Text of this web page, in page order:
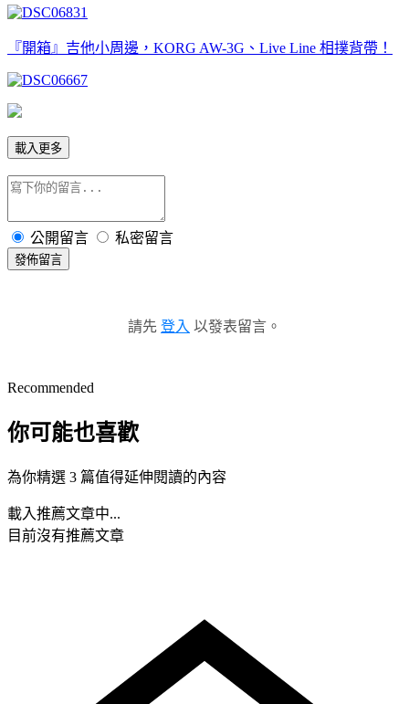
『開箱』吉他小周邊，KORG AW-3G、Live Line 相撲背帶！
載入更多
公開留言 私密留言
發佈留言
請先 登入 以發表留言。
Recommended
你可能也喜歡
為你精選 3 篇值得延伸閱讀的內容
載入推薦文章中...
目前沒有推薦文章